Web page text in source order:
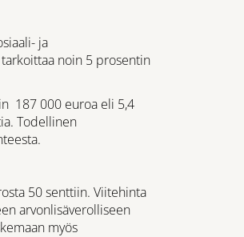
ja
noin 5 prosentin
187 000 euroa eli 5,4
Todellinen
50 senttiin. Viitehinta
arvonlisäverolliseen
myös